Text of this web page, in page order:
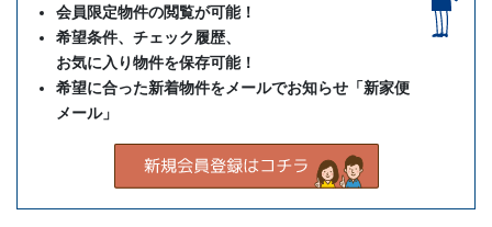
会員限定物件の閲覧が可能！
希望条件、チェック履歴、
お気に入り物件を保存可能！
希望に合った新着物件をメールでお知らせ「新家便
メール」